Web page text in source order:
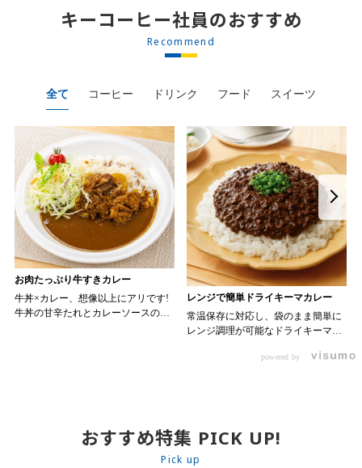
キーコーヒー社員のおすすめ
Recommend
全て コーヒー ドリンク フード スイーツ
お肉たっぷり牛すきカレー
牛丼×カレー、想像以上にアリです!
牛丼の甘辛たれとカレーソースのス
丼の素を中央にのせます。 3. 手前
からカレーソースをかけ、サラダを
盛りつけます。 ※牛丼の素のたれを
レンジで簡単ドライキーマカレー
常温保存に対応し、袋のまま簡単に
レンジ調理が可能なドライキーマカ
オリジナルメニューにアレンジも可
powered by
おすすめ特集 PICK UP!
Pick up